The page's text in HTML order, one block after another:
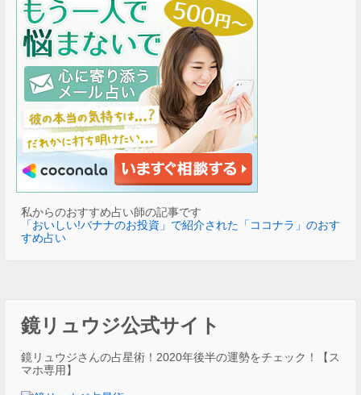
私からのおすすめ占い師の記事です
「おいしい!バナナのお投資」で紹介された「ココナラ」のおす
すめ占い
鏡リュウジ公式サイト
鏡リュウジさんの占星術！2020年後半の運勢をチェック！【ス
マホ専用】